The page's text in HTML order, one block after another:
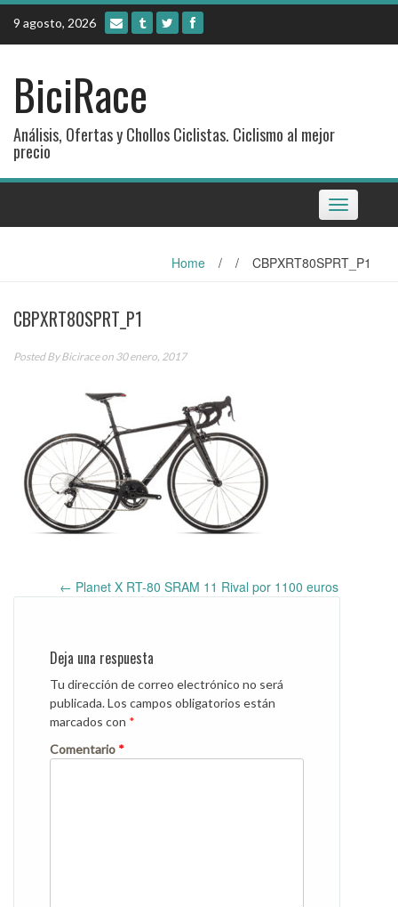
Skip
content
9 agosto, 2026
BiciRace
Análisis, Ofertas y Chollos Ciclistas. Ciclismo al mejor
precio
Toggle
navigation
Home / / CBPXRT80SPRT_P1
CBPXRT80SPRT_P1
Posted ByBiciraceon 30 enero, 2017
Post
← Planet X RT-80 SRAM 11 Rival por 1100 euros
Deja una respuesta
Tu dirección de correo electrónico no será
publicada.Los campos obligatorios están
marcados con *
Comentario *